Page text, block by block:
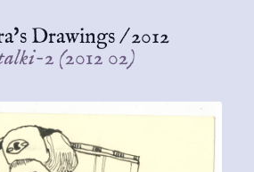
Drawings/2012
2 (2012 02)